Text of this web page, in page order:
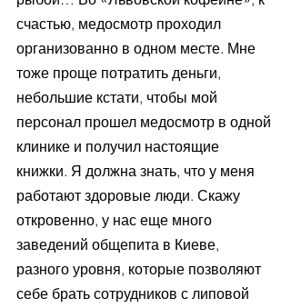
счастью, медосмотр проходил
организованно в одном месте. Мне
тоже проще потратить деньги,
небольшие кстати, чтобы мой
персонал прошел медосмотр в одной
клинике и получил настоящие
книжки. Я должна знать, что у меня
работают здоровые люди. Скажу
откровенно, у нас еще много
заведений общепита в Киеве,
разного уровня, которые позволяют
себе брать сотрудников с липовой